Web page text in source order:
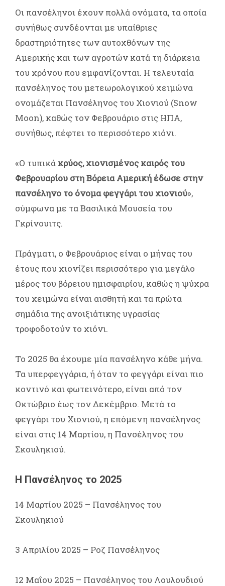
Οι πανσέληνοι έχουν πολλά ονόματα, τα οποία
συνήθως συνδέονται με υπαίθριες
δραστηριότητες των αυτοχθόνων της
Αμερικής και των αγροτών κατά τη διάρκεια
του χρόνου που εμφανίζονται. Η τελευταία
πανσέληνος του μετεωρολογικού χειμώνα
ονομάζεται Πανσέληνος του Χιονιού (Snow
Moon), καθώς τον Φεβρουάριο στις ΗΠΑ,
συνήθως, πέφτει το περισσότερο χιόνι.
«Ο τυπικά κρύος, χιονισμένος καιρός του
Φεβρουαρίου στη Βόρεια Αμερική έδωσε στην
πανσέληνο το όνομα φεγγάρι του χιονιού»,
σύμφωνα με τα Βασιλικά Μουσεία του
Γκρίνουιτς.
Πράγματι, ο Φεβρουάριος είναι ο μήνας του
έτους που χιονίζει περισσότερο για μεγάλο
μέρος του βόρειου ημισφαιρίου, καθώς η ψύχρα
του χειμώνα είναι αισθητή και τα πρώτα
σημάδια της ανοιξιάτικης υγρασίας
τροφοδοτούν το χιόνι.
Το 2025 θα έχουμε μία πανσέληνο κάθε μήνα.
Τα υπερφεγγάρια, ή όταν το φεγγάρι είναι πιο
κοντινό και φωτεινότερο, είναι από τον
Οκτώβριο έως τον Δεκέμβριο. Μετά το
φεγγάρι του Χιονιού, η επόμενη πανσέληνος
είναι στις 14 Μαρτίου, η Πανσέληνος του
Σκουληκιού.
Η Πανσέληνος το 2025
14 Μαρτίου 2025 – Πανσέληνος του
Σκουληκιού
3 Απριλίου 2025 – Ροζ Πανσέληνος
12 Μαΐου 2025 – Πανσέληνος του Λουλουδιού